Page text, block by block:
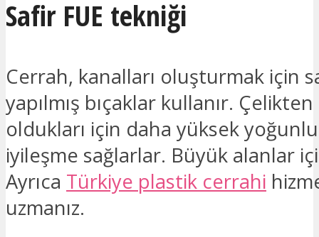
Safir FUE tekniği
Cerrah, kanalları oluşturmak için
yapılmış bıçaklar kullanır.
oldukları için daha yüksek
iyileşme sağlarlar. Büyük alanlar
Ayrıca Türkiye plastik cerrahi
uzmanız.